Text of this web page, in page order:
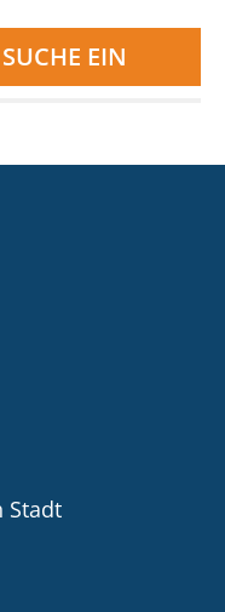
EIN
Stadt